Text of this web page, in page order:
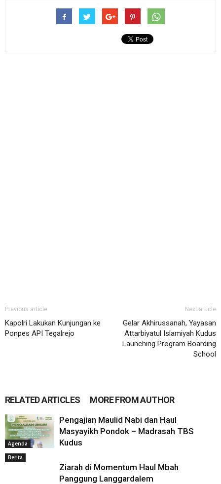
Previous article
Kapolri Lakukan Kunjungan ke
Ponpes API Tegalrejo
Next article
Gelar Akhirussanah, Yayasan
Attarbiyatul Islamiyah Kudus
Launching Program Boarding
School
RELATED ARTICLES MORE FROM AUTHOR
Agenda
Pengajian Maulid Nabi dan Haul
Masyayikh Pondok – Madrasah TBS
Kudus
Berita
Ziarah di Momentum Haul Mbah
Panggung Langgardalem